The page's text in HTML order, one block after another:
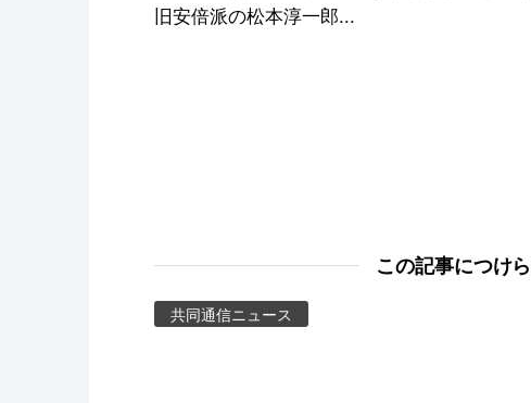
旧安倍派の松本淳一郎...
この記事につけ
共同通信ニュース